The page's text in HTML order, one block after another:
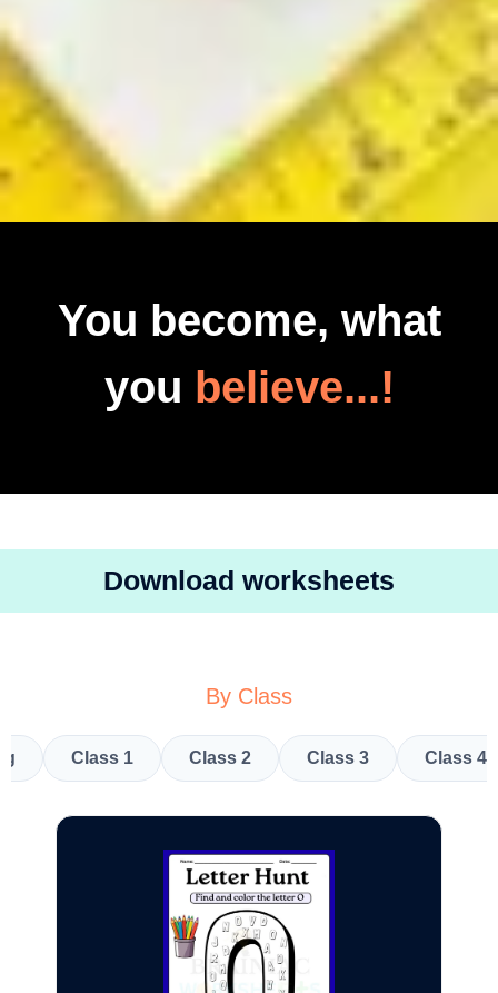
You become, what
you believe...!
Download worksheets
By Class
Class 1 Class 2 Class 3 Class 4